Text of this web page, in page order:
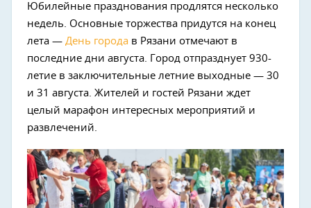
Юбилейные празднования продлятся несколько
недель. Основные торжества придутся на конец
лета — День города в Рязани отмечают в
последние дни августа. Город отпразднует 930-
летие в заключительные летние выходные — 30
и 31 августа. Жителей и гостей Рязани ждет
целый марафон интересных мероприятий и
развлечений.